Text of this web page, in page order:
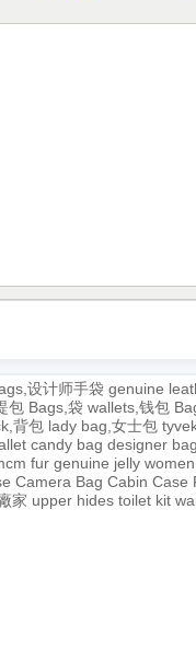
设计师手袋 genuine
包 Bags,袋 wallets,钱包
背包 lady bag,女士包
candy bag designer bag
fur genuine jelly women
Camera Bag Cabin Case
家 upper hides toilet kit